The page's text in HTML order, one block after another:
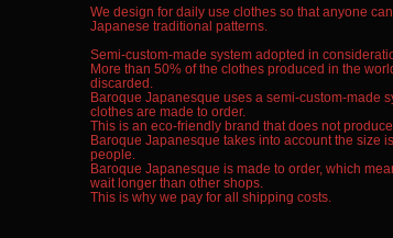
We design for daily use clothes so that anyone
Japanese traditional patterns.
Semi-custom-made system adopted in
More than 50% of the clothes produced in the
discarded.
Baroque Japanesque uses a semi-custom-made
clothes are made to order.
This is an eco-friendly brand that does not produce
Baroque Japanesque takes into account the size
people.
Baroque Japanesque is made to order, which
wait longer than other shops.
This is why we pay for all shipping costs.